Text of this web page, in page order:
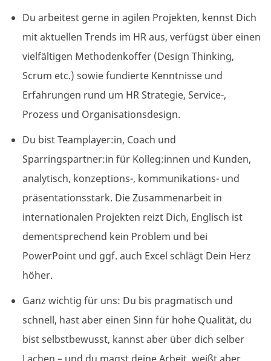
Du arbeitest gerne in agilen Projekten, kennst Dich
mit aktuellen Trends im HR aus, verfügst über einen
vielfältigen Methodenkoffer (Design Thinking,
Scrum etc.) sowie fundierte Kenntnisse und
Erfahrungen rund um HR Strategie, Service-,
Prozess und Organisationsdesign.
Du bist Teamplayer:in, Coach und
Sparringspartner:in für Kolleg:innen und Kunden,
analytisch, konzeptions-, kommunikations- und
präsentationsstark. Die Zusammenarbeit in
internationalen Projekten reizt Dich, Englisch ist
dementsprechend kein Problem und bei
PowerPoint und ggf. auch Excel schlägt Dein Herz
höher.
Ganz wichtig für uns: Du bis pragmatisch und
schnell, hast aber einen Sinn für hohe Qualität, du
bist selbstbewusst, kannst aber über dich selber